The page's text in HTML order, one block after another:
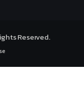
Reserved.